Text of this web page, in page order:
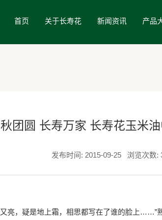
首页 关于长寿花 新闻资讯 产品
团圆 长寿万家 长寿花玉米
发布时间: 2015-09-25 浏览次数:
，疑是地上霜，相思都写在了谁的脸上……”